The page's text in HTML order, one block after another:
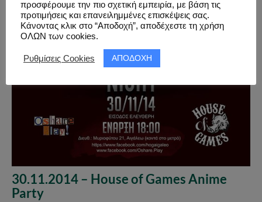
30.11.2014 – House of Games Anime
Party
προσφέρουμε την πιο σχετική εμπειρία, με βάση τις
προτιμήσεις και επανειλημμένες επισκέψεις σας.
Κάνοντας κλικ στο “Αποδοχή”, αποδέχεστε τη χρήση
ΟΛΩΝ των cookies.
Ρυθμίσεις Cookies ΑΠΟΔΟΧΗ